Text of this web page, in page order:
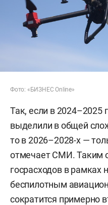
Фото: «БИЗНЕС Online»
Так, если в 2024–2025
выделили в общей
то в 2026–2028-х —
отмечает СМИ. Таким
госрасходов в рамках
беспилотным
сократится примерно